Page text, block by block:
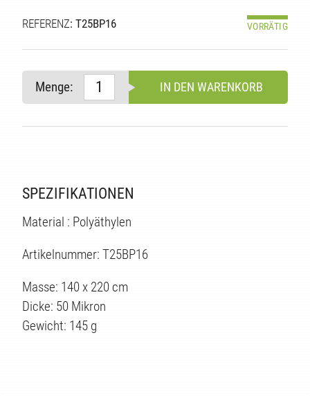
REFERENZ: T25BP16 VORRÄTIG
Menge: IN DEN WARENKORB
SPEZIFIKATIONEN
Material : Polyäthylen
Artikelnummer: T25BP16
Masse: 140 x 220 cm
Dicke: 50 Mikron
Gewicht: 145 g